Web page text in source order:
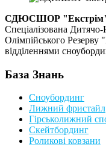
СДЮСШОР "Екстрім"
Спеціалізована
Олімпійського Резерву
відділеннями
База Знань
Сноубординг
Лижний фристайл
Гірськолижний
Скейтбординг
Роликові ковзани